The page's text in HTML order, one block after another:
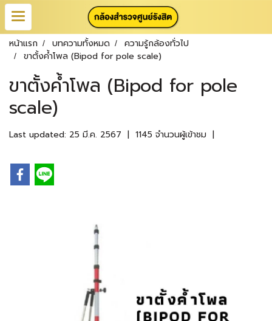
หน้าแรก บทความทั้งหมด
ความรู้กล้องทั่วไป
ขาตั้งค้ำโพล (Bipod for pole scale)
ขาตั้งค้ำโพล (Bipod for pole
scale)
Last updated: 25 มี.ค. 2567 | 1145 จำนวนผู้เข้าชม |